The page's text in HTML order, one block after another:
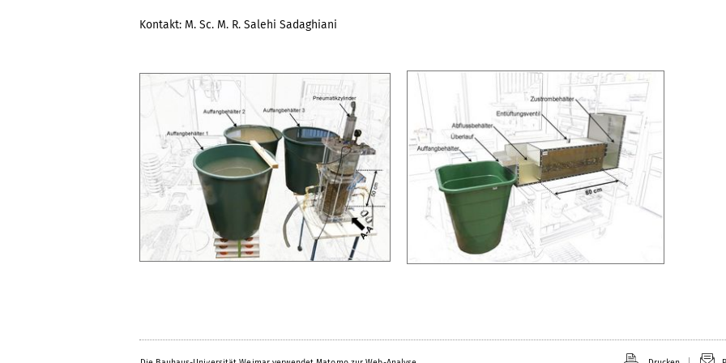
Kontakt: M. Sc. M. R. Salehi Sadaghiani